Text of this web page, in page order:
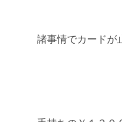
諸事情でカードが